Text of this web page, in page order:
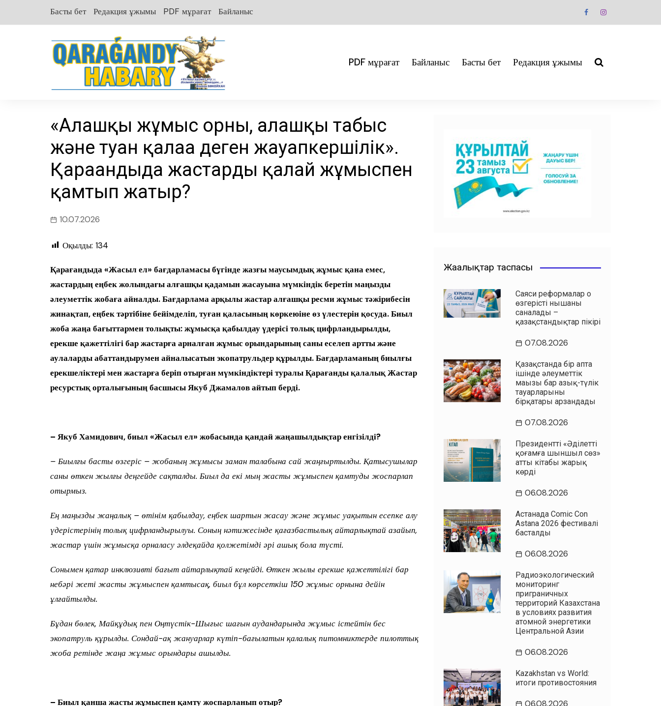
Басты бет Редакция ұжымы PDF мұрағат Байланыс
PDF мұрағат Байланыс Басты бет Редакция ұжымы
«Алғашқы жұмыс орны, алғашқы табыс
және туған қалаға деген жауапкершілік».
Қарағандыда жастарды қалай жұмыспен
қамтып жатыр?
10.07.2026
Оқылды: 134
Қарағандыда «Жасыл ел» бағдарламасы бүгінде жазғы маусымдық жұмыс қана емес,
жастардың еңбек жолындағы алғашқы қадамын жасауына мүмкіндік беретін маңызды
әлеуметтік жобаға айналды. Бағдарлама арқылы жастар алғашқы ресми жұмыс тәжірибесін
жинақтап, еңбек тәртібіне бейімделіп, туған қаласының көркеюіне өз үлестерін қосуда. Биыл
жоба жаңа бағыттармен толықты: жұмысқа қабылдау үдерісі толық цифрландырылды,
ерекше қажеттілігі бар жастарға арналған жұмыс орындарының саны еселеп артты және
аулаларды абаттандырумен айналысатын экопатрульдер құрылды. Бағдарламаның биылғы
ерекшеліктері мен жастарға беріп отырған мүмкіндіктері туралы Қарағанды қалалық Жастар
ресурстық орталығының басшысы Якуб Джамалов айтып берді.
– Якуб Хамидович, биыл «Жасыл ел» жобасында қандай жаңашылдықтар енгізілді?
– Биылғы басты өзгеріс – жобаның жұмысы заман талабына сай жаңғыртылды. Қатысушылар
саны өткен жылғы деңгейде сақталды. Биыл да екі мың жасты жұмыспен қамтуды жоспарлап
отырмыз.
Ең маңызды жаңалық – өтінім қабылдау, еңбек шартын жасау және жұмыс уақытын есепке алу
үдерістерінің толық цифрландырылуы. Соның нәтижесінде қағазбастылық айтарлықтай азайып,
жастар үшін жұмысқа орналасу әлдеқайда қолжетімді әрі ашық бола түсті.
Сонымен қатар инклюзивті бағыт айтарлықтай кеңейді. Өткен жылы ерекше қажеттілігі бар
небәрі жеті жасты жұмыспен қамтысақ, биыл бұл көрсеткіш 150 жұмыс орнына дейін
ұлғайтылды.
Бұдан бөлек, Майқұдық пен Оңтүстік-Шығыс шағын аудандарында жұмыс істейтін бес
экопатруль құрылды. Сондай-ақ жануарлар күтіп-бағылатын қалалық питомниктерде пилоттық
жоба ретінде жаңа жұмыс орындары ашылды.
– Биыл қанша жасты жұмыспен қамту жоспарланып отыр?
Жаңалықтар таспасы
Саяси реформалар оң
өзгерістің нышаны
саналады –
қазақстандықтар пікірі
07.08.2026
Қазақстанда бір апта
ішінде әлеуметтік
маңызы бар азық-түлік
тауарларының
бірқатары арзандады
07.08.2026
Президенттің «Әділетті
қоғамға шыншыл сөз»
атты кітабы жарық
көрді
06.08.2026
Астанада Comic Con
Astana 2026 фестивалі
басталды
06.08.2026
Радиоэкологический
мониторинг
приграничных
территорий Казахстана
в условиях развития
атомной энергетики
Центральной Азии
06.08.2026
Kazakhstan vs World:
итоги противостояния
06.08.2026